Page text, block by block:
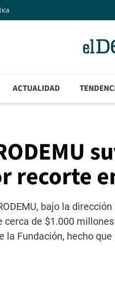
ACTUALIDAD
recorte
bajo la
cerca de $1.000
la Fundación, hecho